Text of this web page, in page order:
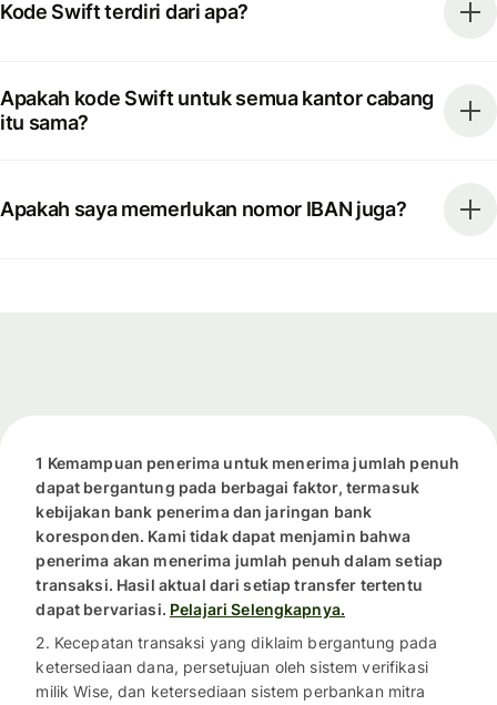
Kode Swift terdiri dari apa?
Apakah kode Swift untuk semua kantor cabang
itu sama?
Apakah saya memerlukan nomor IBAN juga?
1 Kemampuan penerima untuk menerima jumlah penuh
dapat bergantung pada berbagai faktor, termasuk
kebijakan bank penerima dan jaringan bank
koresponden. Kami tidak dapat menjamin bahwa
penerima akan menerima jumlah penuh dalam setiap
transaksi. Hasil aktual dari setiap transfer tertentu
dapat bervariasi. Pelajari Selengkapnya.
2. Kecepatan transaksi yang diklaim bergantung pada
ketersediaan dana, persetujuan oleh sistem verifikasi
milik Wise, dan ketersediaan sistem perbankan mitra